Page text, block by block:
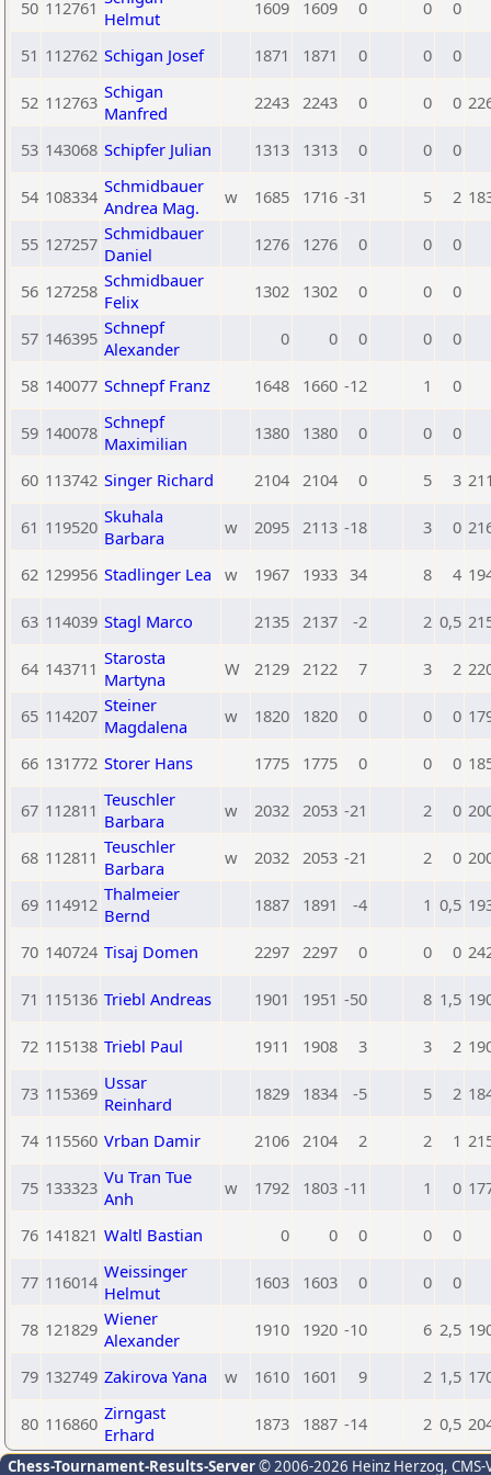
50 112761 Helmut
1609 1609 0 0 0
51 112762 Schigan Josef 1871 1871 0 0 0
52 112763 Schigan
Manfred
2243 2243 0 0 0
53 143068 Schipfer Julian 1313 1313 0 0 0
54 108334 Schmidbauer
Andrea Mag.
w 1685 1716 -31 5 2
55 127257 Schmidbauer
Daniel
1276 1276 0 0 0
56 127258 Schmidbauer
Felix
1302 1302 0 0 0
57 146395 Schnepf
Alexander
0 0 0 0 0
58 140077 Schnepf Franz 1648 1660 -12 1 0
59 140078 Schnepf
Maximilian
1380 1380 0 0 0
60 113742 Singer Richard 2104 2104 0 5 3
61 119520 Skuhala
Barbara
w 2095 2113 -18 3 0
62 129956 Stadlinger Lea w 1967 1933 34 8 4
63 114039 Stagl Marco 2135 2137 -2 2 0,5
64 143711 Starosta
Martyna
W 2129 2122 7 3 2
65 114207 Steiner
Magdalena
w 1820 1820 0 0 0
66 131772 Storer Hans 1775 1775 0 0 0
67 112811 Teuschler
Barbara
w 2032 2053 -21 2 0
68 112811 Teuschler
Barbara
w 2032 2053 -21 2 0
69 114912 Thalmeier
Bernd
1887 1891 -4 1 0,5
70 140724 Tisaj Domen 2297 2297 0 0 0
71 115136 Triebl Andreas 1901 1951 -50 8 1,5
72 115138 Triebl Paul 1911 1908 3 3 2
73 115369 Ussar
Reinhard
1829 1834 -5 5 2
74 115560 Vrban Damir 2106 2104 2 2 1
75 133323 Vu Tran Tue
Anh
w 1792 1803 -11 1 0
76 141821 Waltl Bastian 0 0 0 0 0
77 116014 Weissinger
Helmut
1603 1603 0 0 0
78 121829 Wiener
Alexander
1910 1920 -10 6 2,5
79 132749 Zakirova Yana w 1610 1601 9 2 1,5
80 116860 Zirngast
Erhard
1873 1887 -14 2 0,5
Chess-Tournament-Results-Server© 2006-2026 Heinz Herzog,